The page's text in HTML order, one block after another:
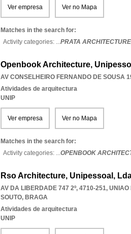
Ver empresa Ver no Mapa
Matches in the search for:
Activity categories: ...PRATA
Openbook Architecture,
AV CONSELHEIRO FERNANDO DE SOUSA
Atividades de arquitectura
UNIP
Ver empresa Ver no Mapa
Matches in the search for:
Activity categories: ...OPENBOOK
Rso Architecture, Unipessoal,
AV DA LIBERDADE 747 2º, 4710-251, UNIAO
SOUTO, BRAGA
Atividades de arquitectura
UNIP